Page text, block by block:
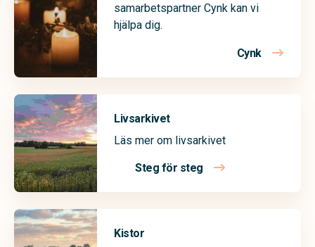
samarbetspartner Cynk kan vi
hjälpa dig.
Cynk
Livsarkivet
Läs mer om livsarkivet
Steg för steg
Kistor